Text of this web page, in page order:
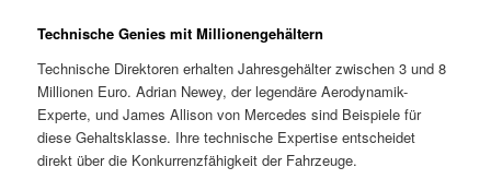
Technische Genies mit Millionengehältern
Technische Direktoren erhalten Jahresgehälter zwischen 3 und 8
Millionen Euro. Adrian Newey, der legendäre Aerodynamik-
Experte, und James Allison von Mercedes sind Beispiele für
diese Gehaltsklasse. Ihre technische Expertise entscheidet
direkt über die Konkurrenzfähigkeit der Fahrzeuge.